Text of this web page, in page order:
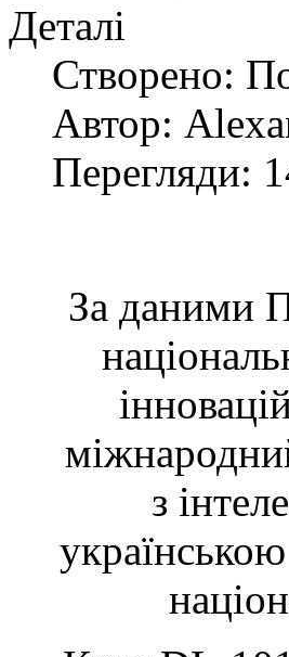
Деталі
Створено:
Автор:
Перегляди:
За даними
з